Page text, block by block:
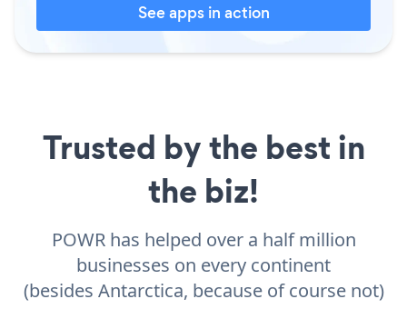
See apps in action
Trusted by the best in
the biz!
POWR has helped over a half million
businesses on every continent
(besides Antarctica, because of course not)